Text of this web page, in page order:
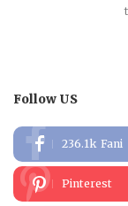
Follow US
236.1k Fani
Pinterest